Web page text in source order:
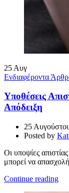
25 Αυγ
Ενδιαφέροντα
Υποθέσεις
Απόδειξη
25
Posted by
Οι υποψίες
μπορεί να
Continue reading